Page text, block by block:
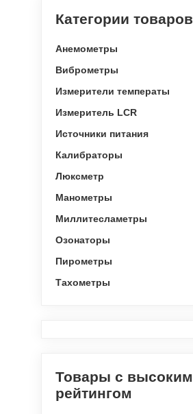
Категории товаров
Анемометры
Виброметры
Измерители температы
Измеритель LCR
Источники питания
Калибраторы
Люксметр
Манометры
Миллитесламетры
Озонаторы
Пирометры
Тахометры
Товары с высоким
рейтингом